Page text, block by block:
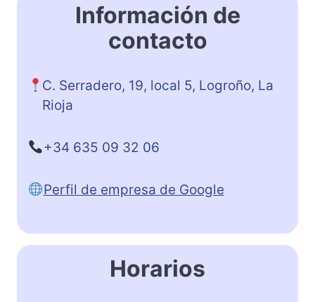
Información de
contacto
C. Serradero, 19, local 5, Logroño, La
Rioja
+34 635 09 32 06
Perfil de empresa de Google
Horarios